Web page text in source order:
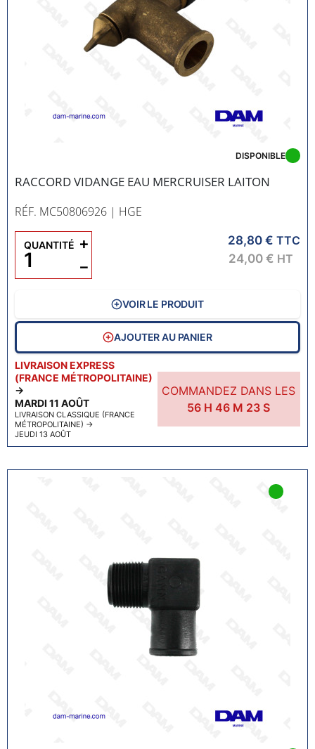
RACCORD VIDANGE EAU MERCRUISER LAITON
RÉF. MC50806926 | HGE
LIVRAISON EXPRESS
(FRANCE MÉTROPOLITAINE)
→
MARDI 11 AOÛT
LIVRAISON CLASSIQUE (FRANCE
MÉTROPOLITAINE) →
JEUDI 13 AOÛT
COMMANDEZ DANS LES
56 H46 M 22 S
DISPONIBLE
28,80 € TTC
24,00 € HT
QUANTITÉ
−
+
VOIR LE PRODUIT
AJOUTER AU PANIER